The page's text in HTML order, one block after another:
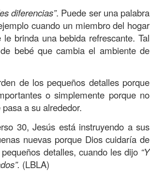
diferencias”. Puede ser una palabra
cuando un miembro del hogar
brinda una bebida refrescante. Tal
bebé que cambia el ambiente de
de los pequeños detalles porque
o simplemente porque no
a su alrededor.
30, Jesús está instruyendo a sus
nuevas porque Dios cuidaría de
detalles, cuando les dijo “Y
(LBLA)
y tal vez tú también tengas
de ellos ese amor significó inversión
personales por estar en casa y dar
¿En qué lugar está el amor hacia
como la lista de los deberes
para llevar una vida correcta.
sea sin fingimiento. Aborreced lo